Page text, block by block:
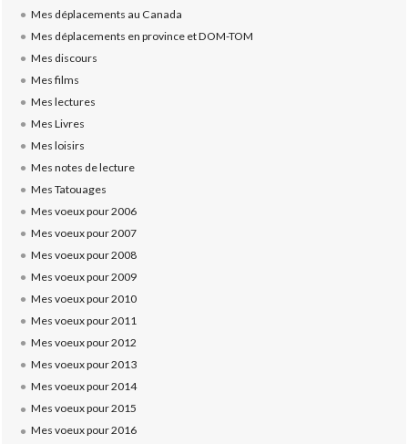
Mes déplacements au Canada
Mes déplacements en province et DOM-TOM
Mes discours
Mes films
Mes lectures
Mes Livres
Mes loisirs
Mes notes de lecture
Mes Tatouages
Mes voeux pour 2006
Mes voeux pour 2007
Mes voeux pour 2008
Mes voeux pour 2009
Mes voeux pour 2010
Mes voeux pour 2011
Mes voeux pour 2012
Mes voeux pour 2013
Mes voeux pour 2014
Mes voeux pour 2015
Mes voeux pour 2016